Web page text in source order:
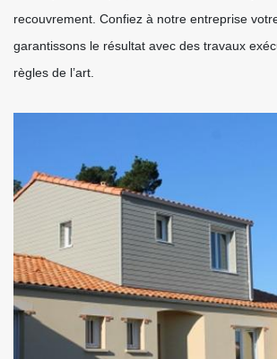
recouvrement. Confiez à notre entreprise
garantissons le résultat avec des travaux
règles de l’art.